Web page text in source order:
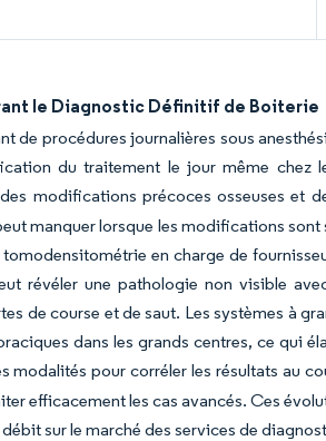
le Diagnostic Définitif de Boiterie
de procédures journalières sous
du traitement le jour même chez
modifications précoces osseuses et
manquer lorsque les modifications sont
en charge de
révéler une pathologie non visible
de course et de saut. Les systèmes à
dans les grands centres, ce qui
modalités pour corréler les résultats au
efficacement les cas avancés. Ces
sur le marché des services de